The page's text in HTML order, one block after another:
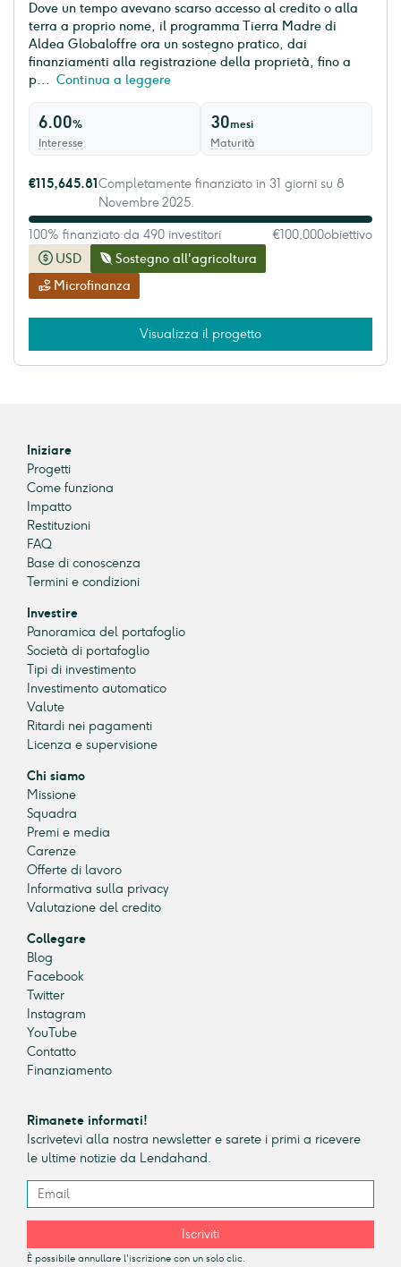
Dove un tempo avevano scarso accesso al credito o alla
terra a proprio nome, il programma Tierra Madre di
Aldea Globaloffre ora un sostegno pratico, dai
finanziamenti alla registrazione della proprietà, fino a
p... Continua a leggere
6.00%
Interesse
30mesi
Maturità
USD
Sostegno all'agricoltura
Microfinanza
€115,645.81 Completamente finanziato in 31 giorni su 8
Novembre 2025.
100% finanziato da 490 investitori €100,000obiettivo
Visualizza il progetto
Iniziare
Progetti
Come funziona
Impatto
Restituzioni
FAQ
Base di conoscenza
Termini e condizioni
Investire
Panoramica del portafoglio
Società di portafoglio
Tipi di investimento
Investimento automatico
Valute
Ritardi nei pagamenti
Licenza e supervisione
Chi siamo
Missione
Squadra
Premi e media
Carenze
Offerte di lavoro
Informativa sulla privacy
Valutazione del credito
Collegare
Blog
Facebook
Twitter
Instagram
YouTube
Contatto
Finanziamento
Rimanete informati!
Iscrivetevi alla nostra newsletter e sarete i primi a ricevere
le ultime notizie da Lendahand.
Iscriviti
È possibile annullare l'iscrizione con un solo clic.